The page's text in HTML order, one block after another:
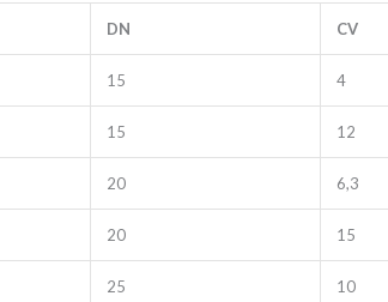
DN CV
15 4
15 12
20 6,3
20 15
25 10